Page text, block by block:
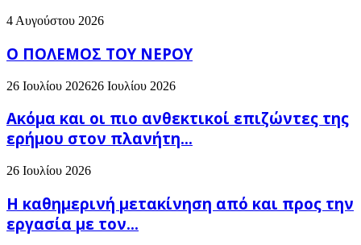
4 Αυγούστου 2026
Ο ΠΟΛΕΜΟΣ ΤΟΥ ΝΕΡΟΥ
26 Ιουλίου 202626 Ιουλίου 2026
Ακόμα και οι πιο ανθεκτικοί επιζώντες της
ερήμου στον πλανήτη...
26 Ιουλίου 2026
H καθημερινή μετακίνηση από και προς την
εργασία με τον...